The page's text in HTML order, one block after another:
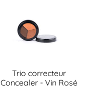
Trio correcteur
Concealer - Vin Rosé